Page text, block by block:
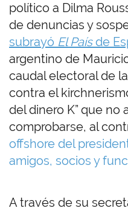
político a Dilma
de denuncias y
subrayó El Paísde
argentino de
caudal electoral de
contra el
del dinero K” que no
comprobarse, al
offshore del
amigos, socios y
A través de su